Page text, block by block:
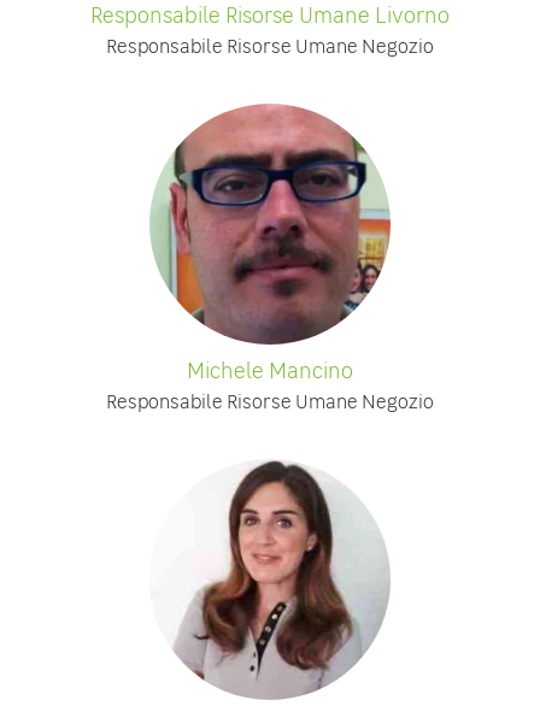
Responsabile Risorse Umane Livorno
Responsabile Risorse Umane Negozio
Michele Mancino
Responsabile Risorse Umane Negozio